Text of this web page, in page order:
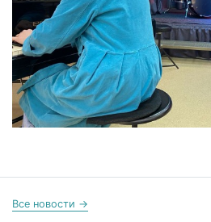
Все новости →